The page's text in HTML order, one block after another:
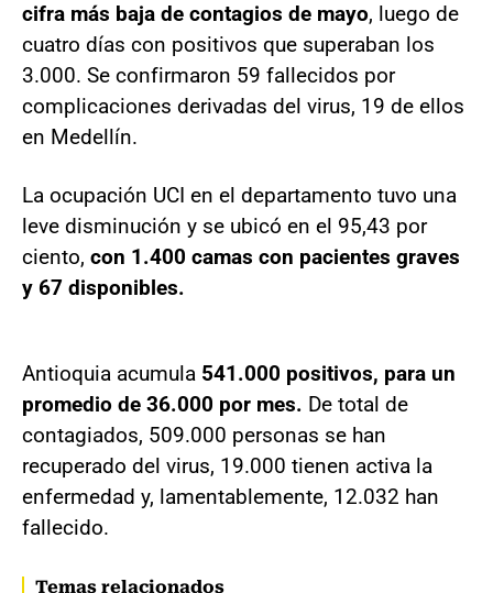
cifra más baja de contagios de mayo, luego de
cuatro días con positivos que superaban los
3.000. Se confirmaron 59 fallecidos por
complicaciones derivadas del virus, 19 de ellos
en Medellín.
La ocupación UCI en el departamento tuvo una
leve disminución y se ubicó en el 95,43 por
ciento, con 1.400 camas con pacientes graves
y 67 disponibles.
Antioquia acumula 541.000 positivos, para un
promedio de 36.000 por mes. De total de
contagiados, 509.000 personas se han
recuperado del virus, 19.000 tienen activa la
enfermedad y, lamentablemente, 12.032 han
fallecido.
Temas relacionados